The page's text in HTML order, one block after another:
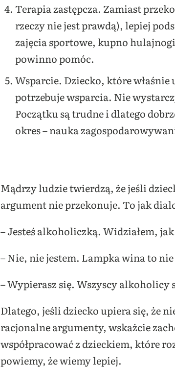
Terapia zastępcza. Zamiast
rzeczy nie jest prawdą), lepiej
zajęcia sportowe, kupno
powinno pomóc.
Wsparcie. Dziecko, które właśnie
potrzebuje wsparcia. Nie
Początku są trudne i dlatego
okres – nauka
Mądrzy ludzie twierdzą, że jeśli
argument nie przekonuje. To jak
– Jesteś alkoholiczką. Widziałem,
– Nie, nie jestem. Lampka wina to
– Wypierasz się. Wszyscy
Dlatego, jeśli dziecko upiera się, że
racjonalne argumenty, wskażcie
współpracować z dzieckiem, które
powiemy, że wiemy lepiej.